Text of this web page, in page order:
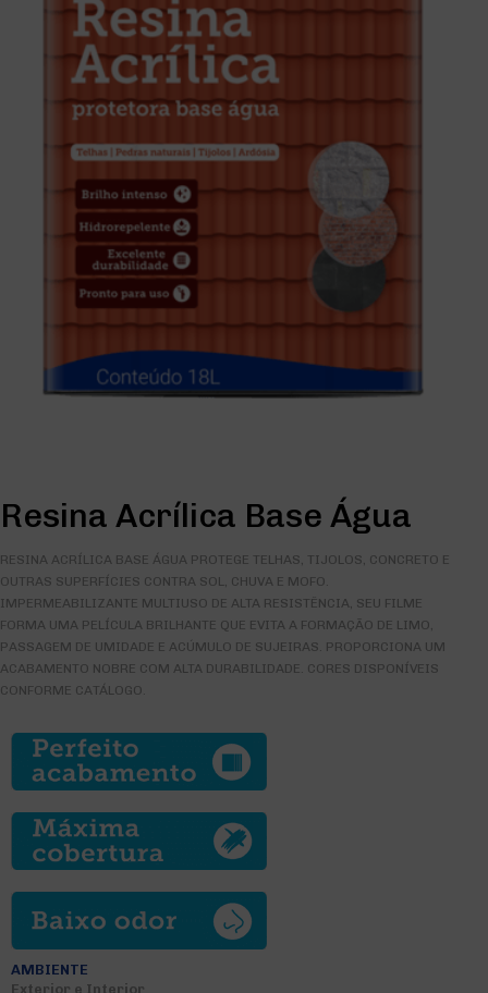
Resina Acrílica Base Água
RESINA ACRÍLICA BASE ÁGUA PROTEGE TELHAS, TIJOLOS, CONCRETO E
OUTRAS SUPERFÍCIES CONTRA SOL, CHUVA E MOFO.
IMPERMEABILIZANTE MULTIUSO DE ALTA RESISTÊNCIA, SEU FILME
FORMA UMA PELÍCULA BRILHANTE QUE EVITA A FORMAÇÃO DE LIMO,
PASSAGEM DE UMIDADE E ACÚMULO DE SUJEIRAS. PROPORCIONA UM
ACABAMENTO NOBRE COM ALTA DURABILIDADE. CORES DISPONÍVEIS
CONFORME CATÁLOGO.
AMBIENTE
Exterior e Interior